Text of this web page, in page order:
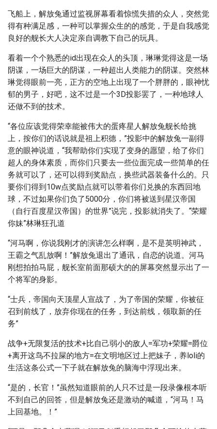
飞船上，解放兔通过监视屏幕看着惊慌失措的众人，突然觉
得有种满足感，一种可以掌握众生的的感觉，于是自我感觉
良好的舰长大人决定亲自调教下自己的玩具。
看着一个个熟悉的id出现在众人的头顶，琳琳觉得这是一场
阴谋，一场巨大的阴谋，一种超出人类能力的阴谋。突然林
琳觉得眼前一亮，正方的空地上出现了一个胖胖的，眼神忧
郁的男子，好吧，这不过是一个3D投影罢了，一种地球人
还做不到的技术。
“各位应该觉得荣幸能被伟大的蛋疼星人解放兔舰长给挑
上，按你们的话说就是祖上积德，”投影中的解放兔一副得
意的眼神说道，“我帮助你们实现了变身的愿望，给了你们
超人的身体素质，而你们只要去一些位面完成一些简单的任
务就可以了，还可以得到奖励点，换些武器装备什么的。只
要你们得到10w点奖励点就可以带着你们兑换的东西回地
球，不过如果你们负了5000分，你们将被送到星汉帝国
（自行百度星汉帝国）的世界”说完，投影就消失了。“荣耀
你妹”林琳狂孔道
“河马啊，你说我刚才的演讲怎么样啊，是不是英明神武，
王霸之气乱放啊！”解放兔退出了通讯，自恋的说道。河马
刚想拍拍马屁，舰长室前面那硕大的的屏幕突然显示出了一
个将军的身影。
“士兵，帝国向天顶星人宣战了，为了帝国的荣耀，你被征
召到前线了，放弃你现在的任务，到达前线，领取新的任
务”
战争+无限复活的技术+比自己弱小的敌人=军功+荣耀=爵位
+离开这鸟不拉屎的地方=在文明地区过上把妹子，养loli的
生活这条公式一下子就在解放兔的脑海中浮现出来。
“是的，长官！”虽然知道眼前的人只不过是一段录像根本听
不到自己的回答，但是解放兔还是激动的喊道，“河马！马
上回基地。！”